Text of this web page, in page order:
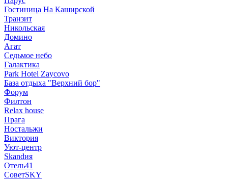
Гостиница На Каширской
Транзит
Никольская
Домино
Агат
Седьмое небо
Галактика
Park Hotel Zaycovo
База отдыха "Верхний бор"
Форум
Филтон
Relax house
Прага
Ностальжи
Виктория
Уют-центр
Skandия
Отель41
СоветSKY